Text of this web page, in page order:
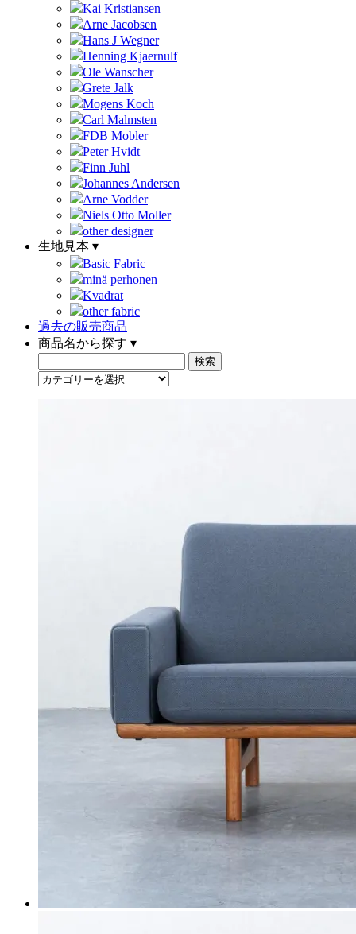
Kai Kristiansen
Arne Jacobsen
Hans J Wegner
Henning Kjaernulf
Ole Wanscher
Grete Jalk
Mogens Koch
Carl Malmsten
FDB Mobler
Peter Hvidt
Finn Juhl
Johannes Andersen
Arne Vodder
Niels Otto Moller
other designer
生地見本 ▾
Basic Fabric
minä perhonen
Kvadrat
other fabric
過去の販売商品
商品名から探す ▾